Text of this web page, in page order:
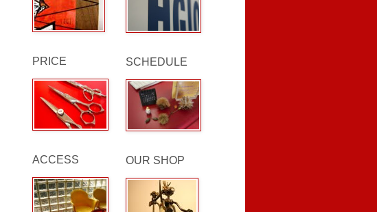
PRICE
ACCESS
SCHEDULE
OUR SHOP